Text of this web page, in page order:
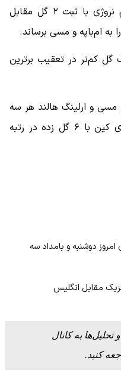
جهانی ۲۰۲۶، ارلینگ هالند مهاجم نروژی با ثبت ۲ گل مقابل
ام‌باپه و مسی برساند.
کم‌تر در تعقیب برترین
مسی و ارلینگ هالند هر سه
با ۷ گل در رتبه‌ اول هستند و هری کین با ۶ گل زده در رتبه
بازی های امروز دوشنبه و بامداد سه
به کانال
کنید.